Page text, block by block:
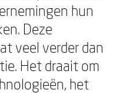
hun
Deze
veel verder dan
Het draait om
het